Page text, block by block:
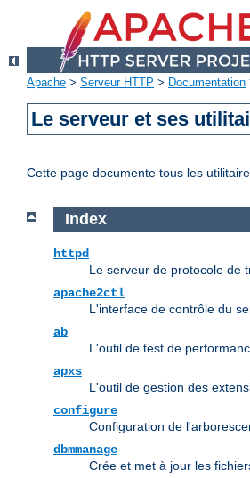
Apache > Serveur HTTP > Documentation
Le serveur et ses
Cette page documente tous les
Index
httpd
Le serveur de protocole de
apache2ctl
L'interface de contrôle du
ab
L'outil de test de
apxs
L'outil de gestion des
configure
Configuration de
dbmmanage
Crée et met à jour les